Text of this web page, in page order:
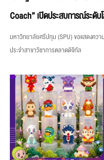
Coach” เปิดประสบการณ์ระดั
มหาวิทยาลัยศรีปทุม (SPU) ขอแสดงค
ประจำสาขาวิชาการตลาดดิจิทัล